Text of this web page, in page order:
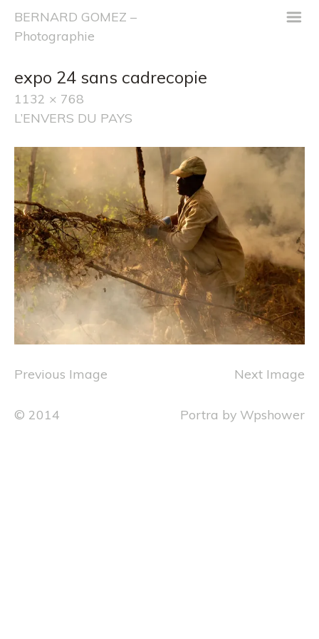
BERNARD GOMEZ –
Photographie
m
expo 24 sans cadrecopie
1132 × 768
L’ENVERS DU PAYS
Previous Image Next Image
© 2014 Portra by Wpshower